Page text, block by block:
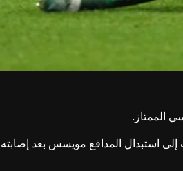
الممتاز.
استبدال المدافع مويسس بعد إصابته